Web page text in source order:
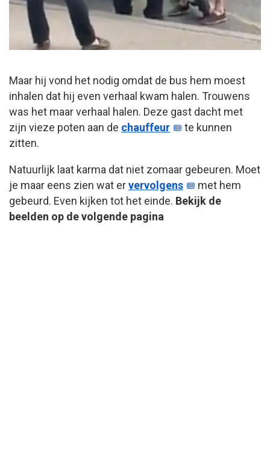
Maar hij vond het nodig omdat de bus hem moest
inhalen dat hij even verhaal kwam halen. Trouwens
was het maar verhaal halen. Deze gast dacht met
zijn vieze poten aan de chauffeur
te kunnen
zitten.
Natuurlijk laat karma dat niet zomaar gebeuren. Moet
je maar eens zien wat ervervolgens
met hem
gebeurd. Even kijken tot het einde. Bekijk de
beelden op de volgende pagina